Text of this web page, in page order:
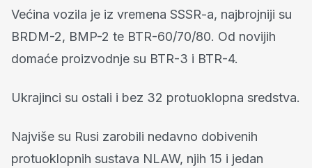
Većina vozila je iz vremena SSSR-a, najbrojniji su
BRDM-2, BMP-2 te BTR-60/70/80. Od novijih
domaće proizvodnje su BTR-3 i BTR-4.
Ukrajinci su ostali i bez 32 protuoklopna sredstva.
Najviše su Rusi zarobili nedavno dobivenih
protuoklopnih sustava NLAW, njih 15 i jedan